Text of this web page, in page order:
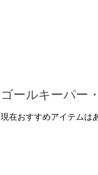
ゴールキーパー
現在おすすめアイテムは